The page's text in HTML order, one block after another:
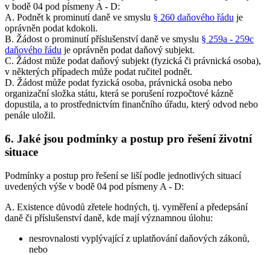
v bodě 04 pod písmeny A - D:
A. Podnět k prominutí daně ve smyslu § 260 daňového řádu je
oprávněn podat kdokoli.
B. Žádost o prominutí příslušenství daně ve smyslu § 259a - 259c
daňového řádu je oprávněn podat daňový subjekt.
C. Žádost může podat daňový subjekt (fyzická či právnická osoba),
v některých případech může podat ručitel podnět.
D. Žádost může podat fyzická osoba, právnická osoba nebo
organizační složka státu, která se porušení rozpočtové kázně
dopustila, a to prostřednictvím finančního úřadu, který odvod nebo
penále uložil.
6. Jaké jsou podmínky a postup pro řešení životní
situace
Podmínky a postup pro řešení se liší podle jednotlivých situací
uvedených výše v bodě 04 pod písmeny A - D:
A. Existence důvodů zřetele hodných, tj. vyměření a předepsání
daně či příslušenství daně, kde mají významnou úlohu:
nesrovnalosti vyplývající z uplatňování daňových zákonů,
nebo